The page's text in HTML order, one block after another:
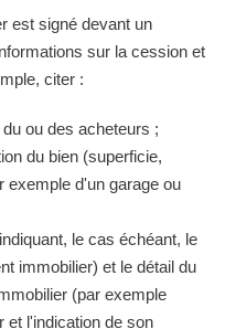
est signé devant un
sur la cession et
citer :
ou des acheteurs ;
du bien (superficie,
exemple d'un garage ou
le cas échéant, le
immobilier) et le détail du
(par exemple
et l'indication de son